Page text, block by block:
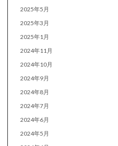
2025年5月
2025年3月
2025年1月
2024年11月
2024年10月
2024年9月
2024年8月
2024年7月
2024年6月
2024年5月